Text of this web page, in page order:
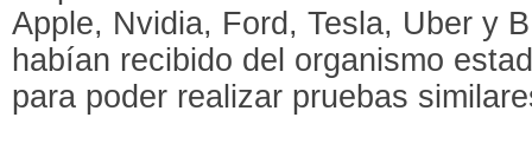
Apple, Nvidia, Ford, Tesla, Uber y
habían recibido del organismo
para poder realizar pruebas